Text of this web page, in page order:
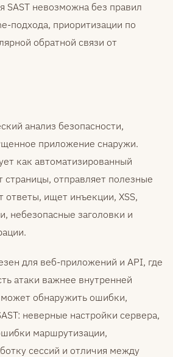
SAST невозможна без правил
подхода, приоритизации по
обратной связи от
анализ безопасности,
приложение снаружи.
как автоматизированный
страницы, отправляет полезные
ответы, ищет инъекции, XSS,
небезопасные заголовки и
для веб-приложений и API, где
атаки важнее внутренней
обнаружить ошибки,
неверные настройки сервера,
маршрутизации,
сессий и отличия между